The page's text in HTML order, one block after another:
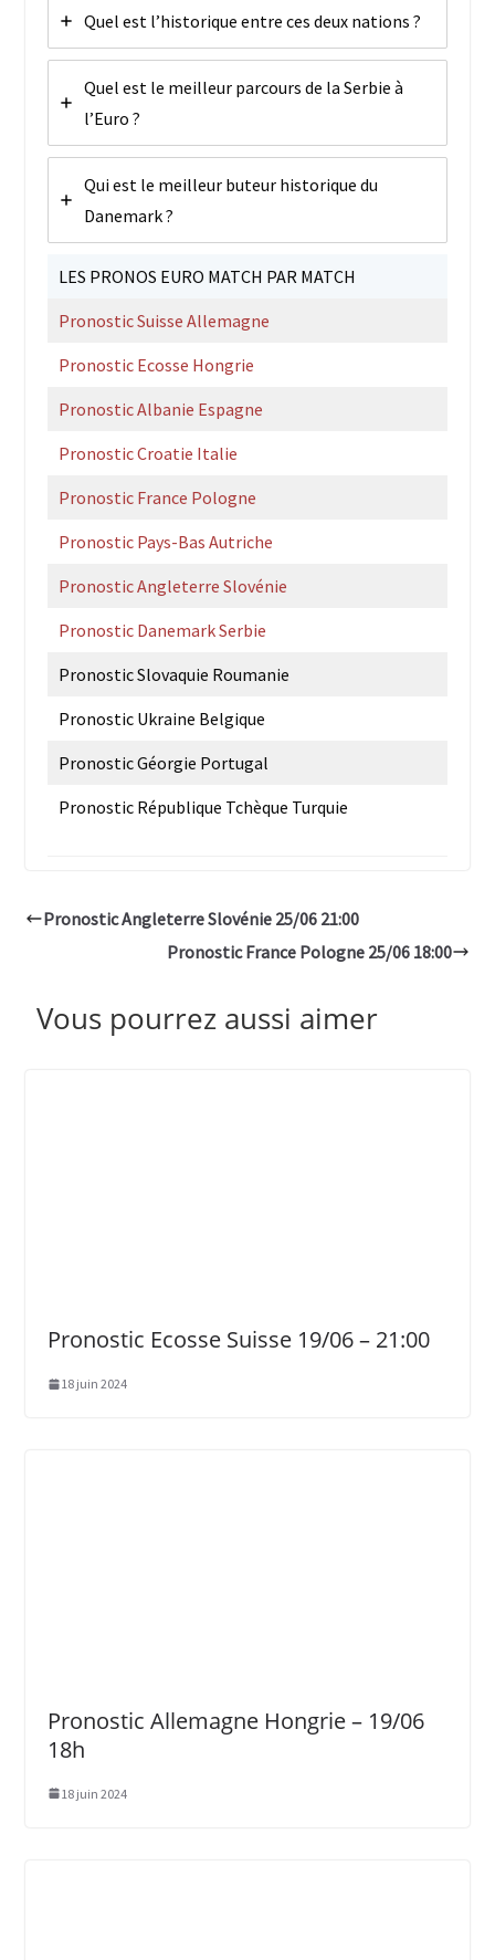
Quel est l’historique entre ces deux nations ?
Quel est le meilleur parcours de la Serbie à
l’Euro ?
Qui est le meilleur buteur historique du
Danemark ?
LES PRONOS EURO MATCH PAR MATCH
Pronostic Suisse Allemagne
Pronostic Ecosse Hongrie
Pronostic Albanie Espagne
Pronostic Croatie Italie
Pronostic France Pologne
Pronostic Pays-Bas Autriche
Pronostic Angleterre Slovénie
Pronostic Danemark Serbie
Pronostic Slovaquie Roumanie
Pronostic Ukraine Belgique
Pronostic Géorgie Portugal
Pronostic République Tchèque Turquie
Pronostic Angleterre Slovénie 25/06 21:00
Pronostic France Pologne 25/06 18:00
Vous pourrez aussi aimer
Pronostic Ecosse Suisse 19/06 – 21:00
18 juin 2024
Pronostic Allemagne Hongrie – 19/06
18h
18 juin 2024